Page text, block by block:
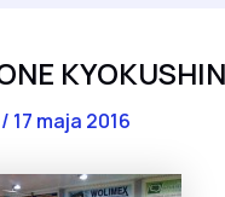
KYOKUSHIN
/ 17 maja 2016